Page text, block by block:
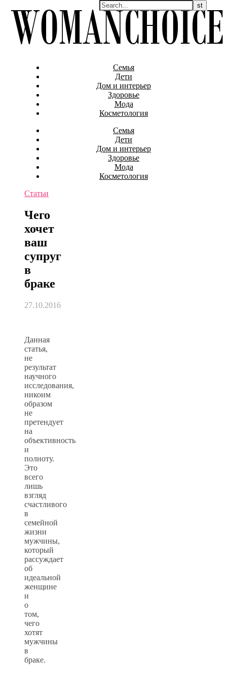
Семья
Дети
Дом и интерьер
Здоровье
Мода
Косметология
Семья
Дети
Дом и интерьер
Здоровье
Мода
Косметология
Статьи
Чего
хочет
ваш
супруг
в
браке
27.10.2016
Данная
статья,
не
результат
научного
исследования,
никоим
образом
не
претендует
на
объективность
и
полноту.
Это
всего
лишь
взгляд
счастливого
в
семейной
жизни
мужчины,
который
рассуждает
об
идеальной
женщине
и
о
том,
чего
хотят
мужчины
в
браке.